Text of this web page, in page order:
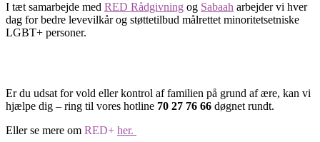
I tæt samarbejde med RED Rådgivning og Sabaah arbejder vi hver
dag for bedre levevilkår og støttetilbud målrettet minoritetsetniske
LGBT+ personer.
Er du udsat for vold eller kontrol af familien på grund af ære, kan vi
hjælpe dig – ring til vores hotline 70 27 76 66 døgnet rundt.
Eller se mere om RED+ her.